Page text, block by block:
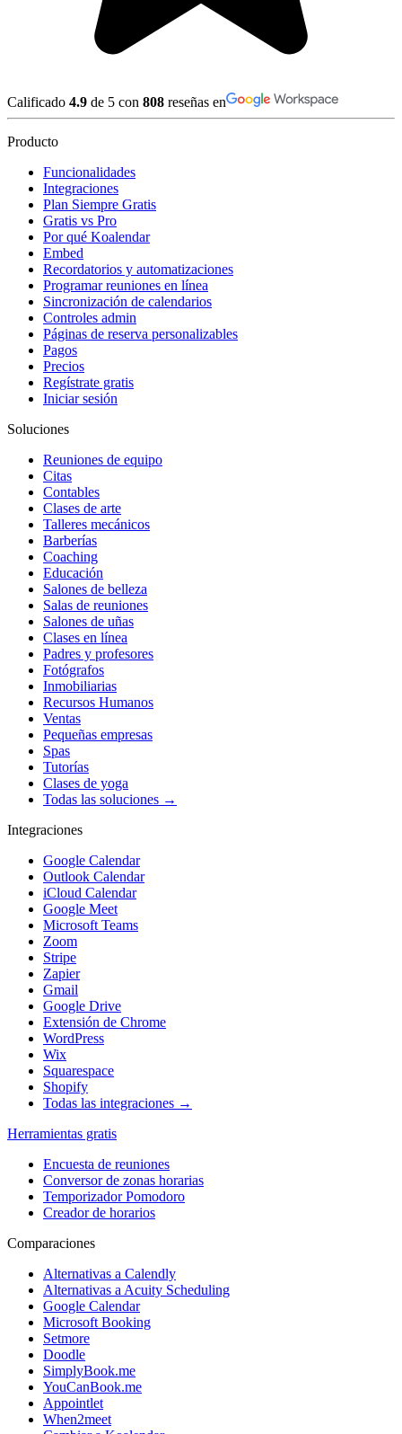
Calificado 4.9 de 5 con 808 reseñas en
Producto
Funcionalidades
Integraciones
Plan Siempre Gratis
Gratis vs Pro
Por qué Koalendar
Embed
Recordatorios y automatizaciones
Programar reuniones en línea
Sincronización de calendarios
Controles admin
Páginas de reserva personalizables
Pagos
Precios
Regístrate gratis
Iniciar sesión
Soluciones
Reuniones de equipo
Citas
Contables
Clases de arte
Talleres mecánicos
Barberías
Coaching
Educación
Salones de belleza
Salas de reuniones
Salones de uñas
Clases en línea
Padres y profesores
Fotógrafos
Inmobiliarias
Recursos Humanos
Ventas
Pequeñas empresas
Spas
Tutorías
Clases de yoga
Todas las soluciones →
Integraciones
Google Calendar
Outlook Calendar
iCloud Calendar
Google Meet
Microsoft Teams
Zoom
Stripe
Zapier
Gmail
Google Drive
Extensión de Chrome
WordPress
Wix
Squarespace
Shopify
Todas las integraciones →
Herramientas gratis
Encuesta de reuniones
Conversor de zonas horarias
Temporizador Pomodoro
Creador de horarios
Comparaciones
Alternativas a Calendly
Alternativas a Acuity Scheduling
Google Calendar
Microsoft Booking
Setmore
Doodle
SimplyBook.me
YouCanBook.me
Appointlet
When2meet